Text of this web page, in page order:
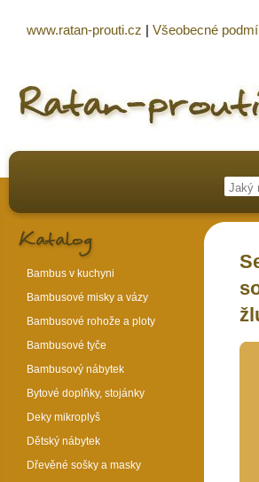
Bambus v kuchyni
Bambusové misky a vázy
Bambusové rohože a ploty
Bambusové tyče
Bambusový nábytek
Bytové doplňky, stojánky
Deky mikroplyš
Dětský nábytek
Dřevěné sošky a masky
www.ratan-prouti.cz | Všeobecné